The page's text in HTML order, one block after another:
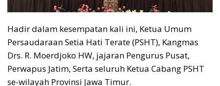
Hadir dalam kesempatan kali ini, Ketua Umum
Persaudaraan Setia Hati Terate (PSHT), Kangmas
Drs. R. Moerdjoko HW, jajaran Pengurus Pusat,
Perwapus Jatim, Serta seluruh Ketua Cabang PSHT
se-wilayah Provinsi Jawa Timur.